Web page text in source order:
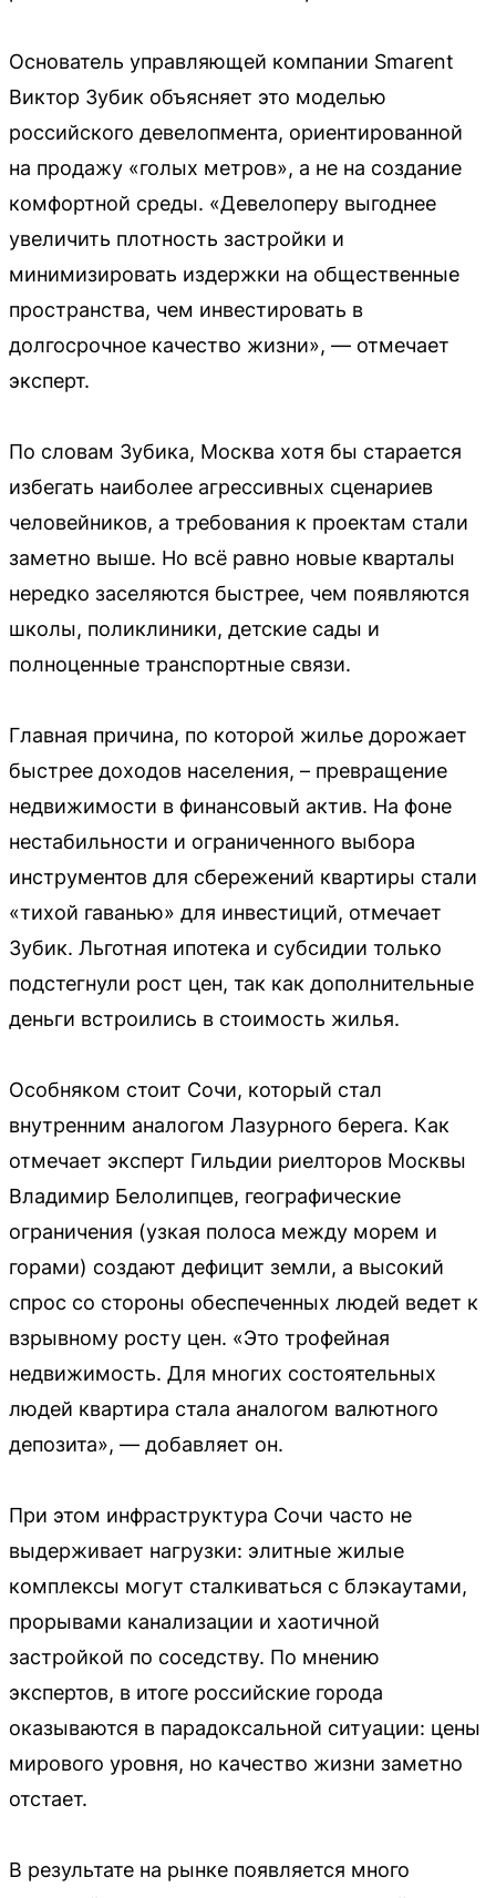
Основатель управляющей компании Smarent
Виктор Зубик объясняет это моделью
российского девелопмента, ориентированной
на продажу «голых метров», а не на создание
комфортной среды. «Девелоперу выгоднее
увеличить плотность застройки и
минимизировать издержки на общественные
пространства, чем инвестировать в
долгосрочное качество жизни», — отмечает
эксперт.
По словам Зубика, Москва хотя бы старается
избегать наиболее агрессивных сценариев
человейников, а требования к проектам стали
заметно выше. Но всё равно новые кварталы
нередко заселяются быстрее, чем появляются
школы, поликлиники, детские сады и
полноценные транспортные связи.
Главная причина, по которой жилье дорожает
быстрее доходов населения, – превращение
недвижимости в финансовый актив. На фоне
нестабильности и ограниченного выбора
инструментов для сбережений квартиры стали
«тихой гаванью» для инвестиций, отмечает
Зубик. Льготная ипотека и субсидии только
подстегнули рост цен, так как дополнительные
деньги встроились в стоимость жилья.
Особняком стоит Сочи, который стал
внутренним аналогом Лазурного берега. Как
отмечает эксперт Гильдии риелторов Москвы
Владимир Белолипцев, географические
ограничения (узкая полоса между морем и
горами) создают дефицит земли, а высокий
спрос со стороны обеспеченных людей ведет к
взрывному росту цен. «Это трофейная
недвижимость. Для многих состоятельных
людей квартира стала аналогом валютного
депозита», — добавляет он.
При этом инфраструктура Сочи часто не
выдерживает нагрузки: элитные жилые
комплексы могут сталкиваться с блэкаутами,
прорывами канализации и хаотичной
застройкой по соседству. По мнению
экспертов, в итоге российские города
оказываются в парадоксальной ситуации: цены
мирового уровня, но качество жизни заметно
отстает.
В результате на рынке появляется много